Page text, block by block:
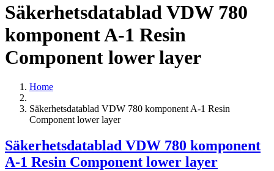
Säkerhetsdatablad VDW 780
komponent A-1 Resin
Component lower layer
Home
Säkerhetsdatablad VDW 780 komponent A-1 Resin
Component lower layer
Säkerhetsdatablad VDW 780 komponent
A-1 Resin Component lower layer